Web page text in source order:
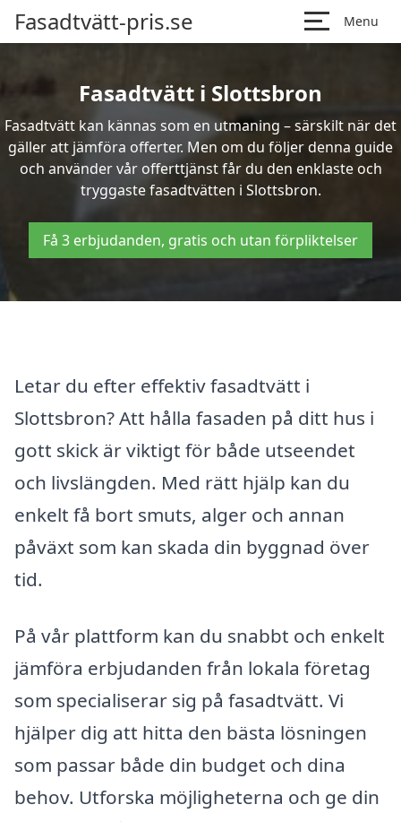
Fasadtvätt-pris.se Menu
Fasadtvätt i Slottsbron
Fasadtvätt kan kännas som en utmaning – särskilt när det
gäller att jämföra offerter. Men om du följer denna guide
och använder vår offerttjänst får du den enklaste och
tryggaste fasadtvätten i Slottsbron.
Få 3 erbjudanden, gratis och utan förpliktelser
Letar du efter effektiv fasadtvätt i
Slottsbron? Att hålla fasaden på ditt hus i
gott skick är viktigt för både utseendet
och livslängden. Med rätt hjälp kan du
enkelt få bort smuts, alger och annan
påväxt som kan skada din byggnad över
tid.
På vår plattform kan du snabbt och enkelt
jämföra erbjudanden från lokala företag
som specialiserar sig på fasadtvätt. Vi
hjälper dig att hitta den bästa lösningen
som passar både din budget och dina
behov. Utforska möjligheterna och ge din